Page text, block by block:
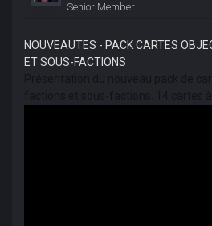
Senior Member
NOUVEAUTES - PACK CARTES
ET SOUS-FACTIONS
Présentation du nouveau pack de
factions et sous-factions. 14 cartes